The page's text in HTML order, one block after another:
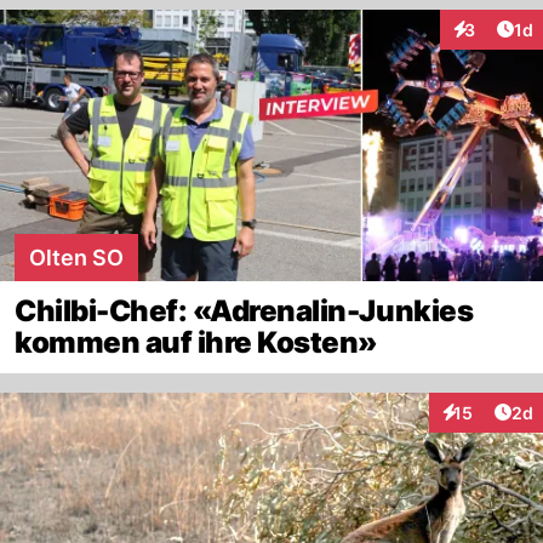
3 1d
Olten SO
Chilbi-Chef: «Adrenalin-Junkies
kommen auf ihre Kosten»
15
Interaktionen
2d